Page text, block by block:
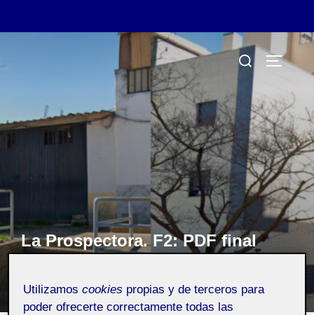
Buscar:
La Prospectora. F2: PDF final
Publicado
el
octubre, 2024
Utilizamoscookies propias y de terceros para
poder ofrecerte correctamente todas las